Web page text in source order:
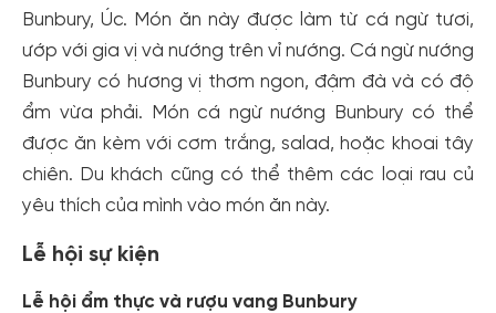
Bunbury, Úc. Món ăn này được làm từ cá ngừ tươi,
ướp với gia vị và nướng trên vỉ nướng. Cá ngừ nướng
Bunbury có hương vị thơm ngon, đậm đà và có độ
ẩm vừa phải. Món cá ngừ nướng Bunbury có thể
được ăn kèm với cơm trắng, salad, hoặc khoai tây
chiên. Du khách cũng có thể thêm các loại rau củ
yêu thích của mình vào món ăn này.
Lễ hội sự kiện
Lễ hội ẩm thực và rượu vang Bunbury